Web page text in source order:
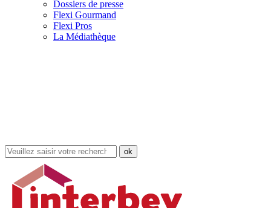
Dossiers de presse
Flexi Gourmand
Flexi Pros
La Médiathèque
Rechercher
dans
site